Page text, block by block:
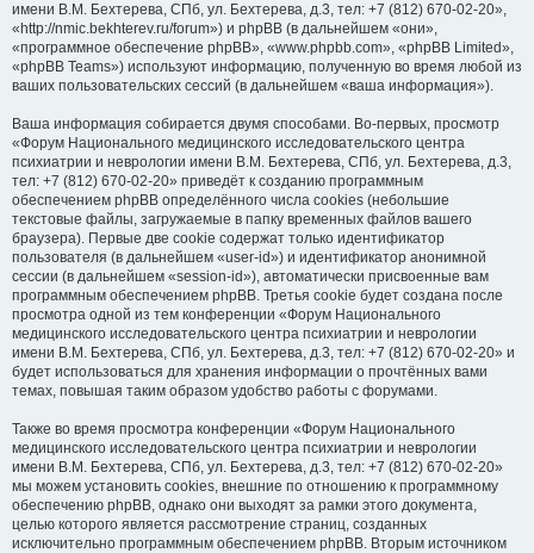
имени В.М. Бехтерева, СПб, ул. Бехтерева, д.3, тел: +7 (812) 670-02-20»,
«http://nmic.bekhterev.ru/forum») и phpBB (в дальнейшем «они»,
«программное обеспечение phpBB», «www.phpbb.com», «phpBB Limited»,
«phpBB Teams») используют информацию, полученную во время любой из
ваших пользовательских сессий (в дальнейшем «ваша информация»).
Ваша информация собирается двумя способами. Во-первых, просмотр
«Форум Национального медицинского исследовательского центра
психиатрии и неврологии имени В.М. Бехтерева, СПб, ул. Бехтерева, д.3,
тел: +7 (812) 670-02-20» приведёт к созданию программным
обеспечением phpBB определённого числа cookies (небольшие
текстовые файлы, загружаемые в папку временных файлов вашего
браузера). Первые две cookie содержат только идентификатор
пользователя (в дальнейшем «user-id») и идентификатор анонимной
сессии (в дальнейшем «session-id»), автоматически присвоенные вам
программным обеспечением phpBB. Третья cookie будет создана после
просмотра одной из тем конференции «Форум Национального
медицинского исследовательского центра психиатрии и неврологии
имени В.М. Бехтерева, СПб, ул. Бехтерева, д.3, тел: +7 (812) 670-02-20» и
будет использоваться для хранения информации о прочтённых вами
темах, повышая таким образом удобство работы с форумами.
Также во время просмотра конференции «Форум Национального
медицинского исследовательского центра психиатрии и неврологии
имени В.М. Бехтерева, СПб, ул. Бехтерева, д.3, тел: +7 (812) 670-02-20»
мы можем установить cookies, внешние по отношению к программному
обеспечению phpBB, однако они выходят за рамки этого документа,
целью которого является рассмотрение страниц, созданных
исключительно программным обеспечением phpBB. Вторым источником